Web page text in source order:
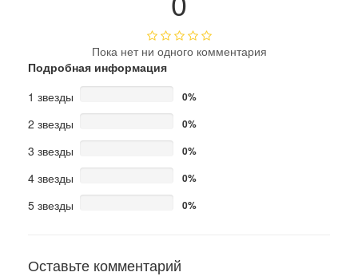
Пока нет ни одного комментария
Подробная информация
1 звезды
0%
2 звезды 0%
3 звезды 0%
4 звезды 0%
5 звезды 0%
Оставьте комментарий